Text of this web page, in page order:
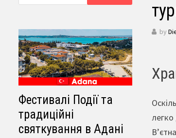
by
легко
Фестивалі Події та
традиційні
святкування в Адані